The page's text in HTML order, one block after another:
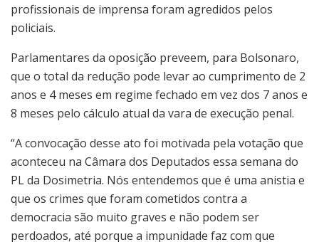
profissionais de imprensa foram agredidos pelos
policiais.
Parlamentares da oposição preveem, para Bolsonaro,
que o total da redução pode levar ao cumprimento de 2
anos e 4 meses em regime fechado em vez dos 7 anos e
8 meses pelo cálculo atual da vara de execução penal.
“A convocação desse ato foi motivada pela votação que
aconteceu na Câmara dos Deputados essa semana do
PL da Dosimetria. Nós entendemos que é uma anistia e
que os crimes que foram cometidos contra a
democracia são muito graves e não podem ser
perdoados, até porque a impunidade faz com que